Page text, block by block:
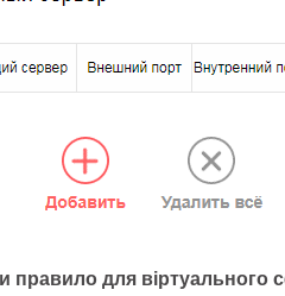
правило для віртуального